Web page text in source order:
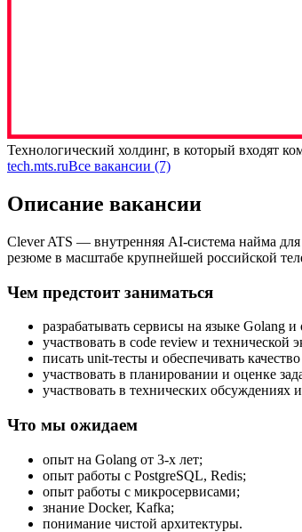
Технологический холдинг, в который
tech.mts.ruВсе вакансии (7)
Описание вакансии
Clever ATS — внутренняя AI-система найма
резюме в масштабе крупнейшей российской
Чем предстоит заниматься
разрабатывать сервисы на языке Golang
участвовать в code review и технической
писать unit-тесты и обеспечивать качество
участвовать в планировании и оценке
участвовать в технических обсуждениях
Что мы ожидаем
опыт на Golang от 3-х лет;
опыт работы с PostgreSQL, Redis;
опыт работы с микросервисами;
знание Docker, Kafka;
понимание чистой архитектуры.